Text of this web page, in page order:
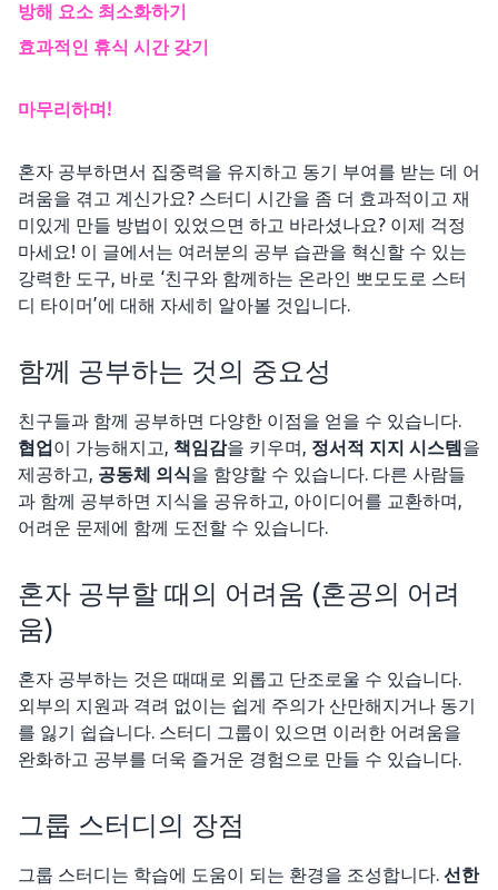
방해 요소 최소화하기
효과적인 휴식 시간 갖기
마무리하며!
혼자 공부하면서 집중력을 유지하고 동기 부여를 받는 데 어
려움을 겪고 계신가요? 스터디 시간을 좀 더 효과적이고 재
미있게 만들 방법이 있었으면 하고 바라셨나요? 이제 걱정
마세요! 이 글에서는 여러분의 공부 습관을 혁신할 수 있는
강력한 도구, 바로 ‘친구와 함께하는 온라인 뽀모도로 스터
디 타이머’에 대해 자세히 알아볼 것입니다.
함께 공부하는 것의 중요성
친구들과 함께 공부하면 다양한 이점을 얻을 수 있습니다.
협업이 가능해지고, 책임감을 키우며, 정서적 지지 시스템을
제공하고, 공동체 의식을 함양할 수 있습니다. 다른 사람들
과 함께 공부하면 지식을 공유하고, 아이디어를 교환하며,
어려운 문제에 함께 도전할 수 있습니다.
혼자 공부할 때의 어려움 (혼공의 어려
움)
혼자 공부하는 것은 때때로 외롭고 단조로울 수 있습니다.
외부의 지원과 격려 없이는 쉽게 주의가 산만해지거나 동기
를 잃기 쉽습니다. 스터디 그룹이 있으면 이러한 어려움을
완화하고 공부를 더욱 즐거운 경험으로 만들 수 있습니다.
그룹 스터디의 장점
그룹 스터디는 학습에 도움이 되는 환경을 조성합니다. 선한